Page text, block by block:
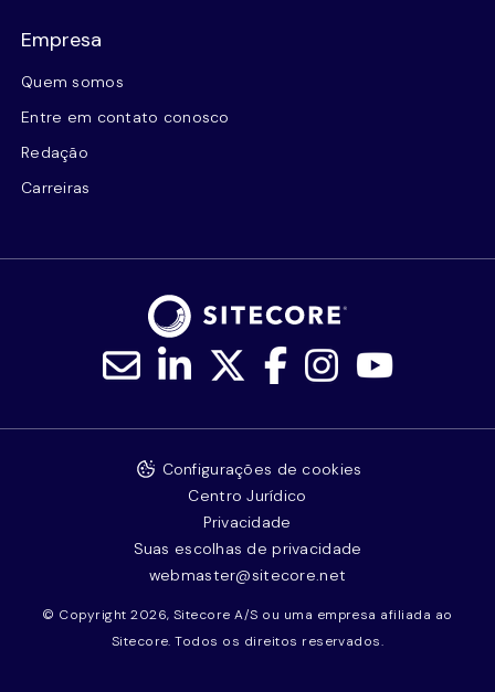
Empresa
Quem somos
Entre em contato conosco
Redação
Carreiras
© Copyright 2026, Sitecore A/S ou uma empresa afiliada ao
Sitecore. Todos os direitos reservados.
Configurações de cookies
Centro Jurídico
Privacidade
Suas escolhas de privacidade
webmaster@sitecore.net